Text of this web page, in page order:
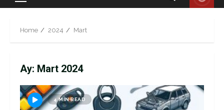
Primary
Home 2024 Mart
Ay: Mart 2024
4 MIN READ